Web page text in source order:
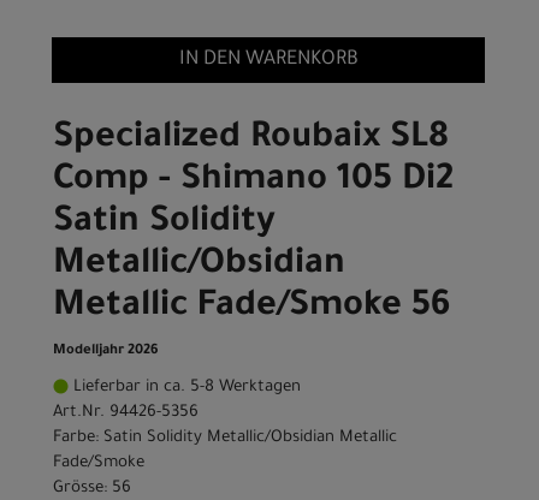
IN DEN WARENKORB
Specialized Roubaix SL8
Comp - Shimano 105 Di2
Satin Solidity
Metallic/Obsidian
Metallic Fade/Smoke 56
Modelljahr 2026
Lieferbar in ca. 5-8 Werktagen
Art.Nr. 94426-5356
Farbe: Satin Solidity Metallic/Obsidian Metallic
Fade/Smoke
Grösse: 56